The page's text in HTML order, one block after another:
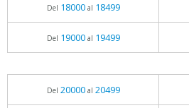
Del 18000al 18499
Del 19000al 19499
Del 20000al 20499